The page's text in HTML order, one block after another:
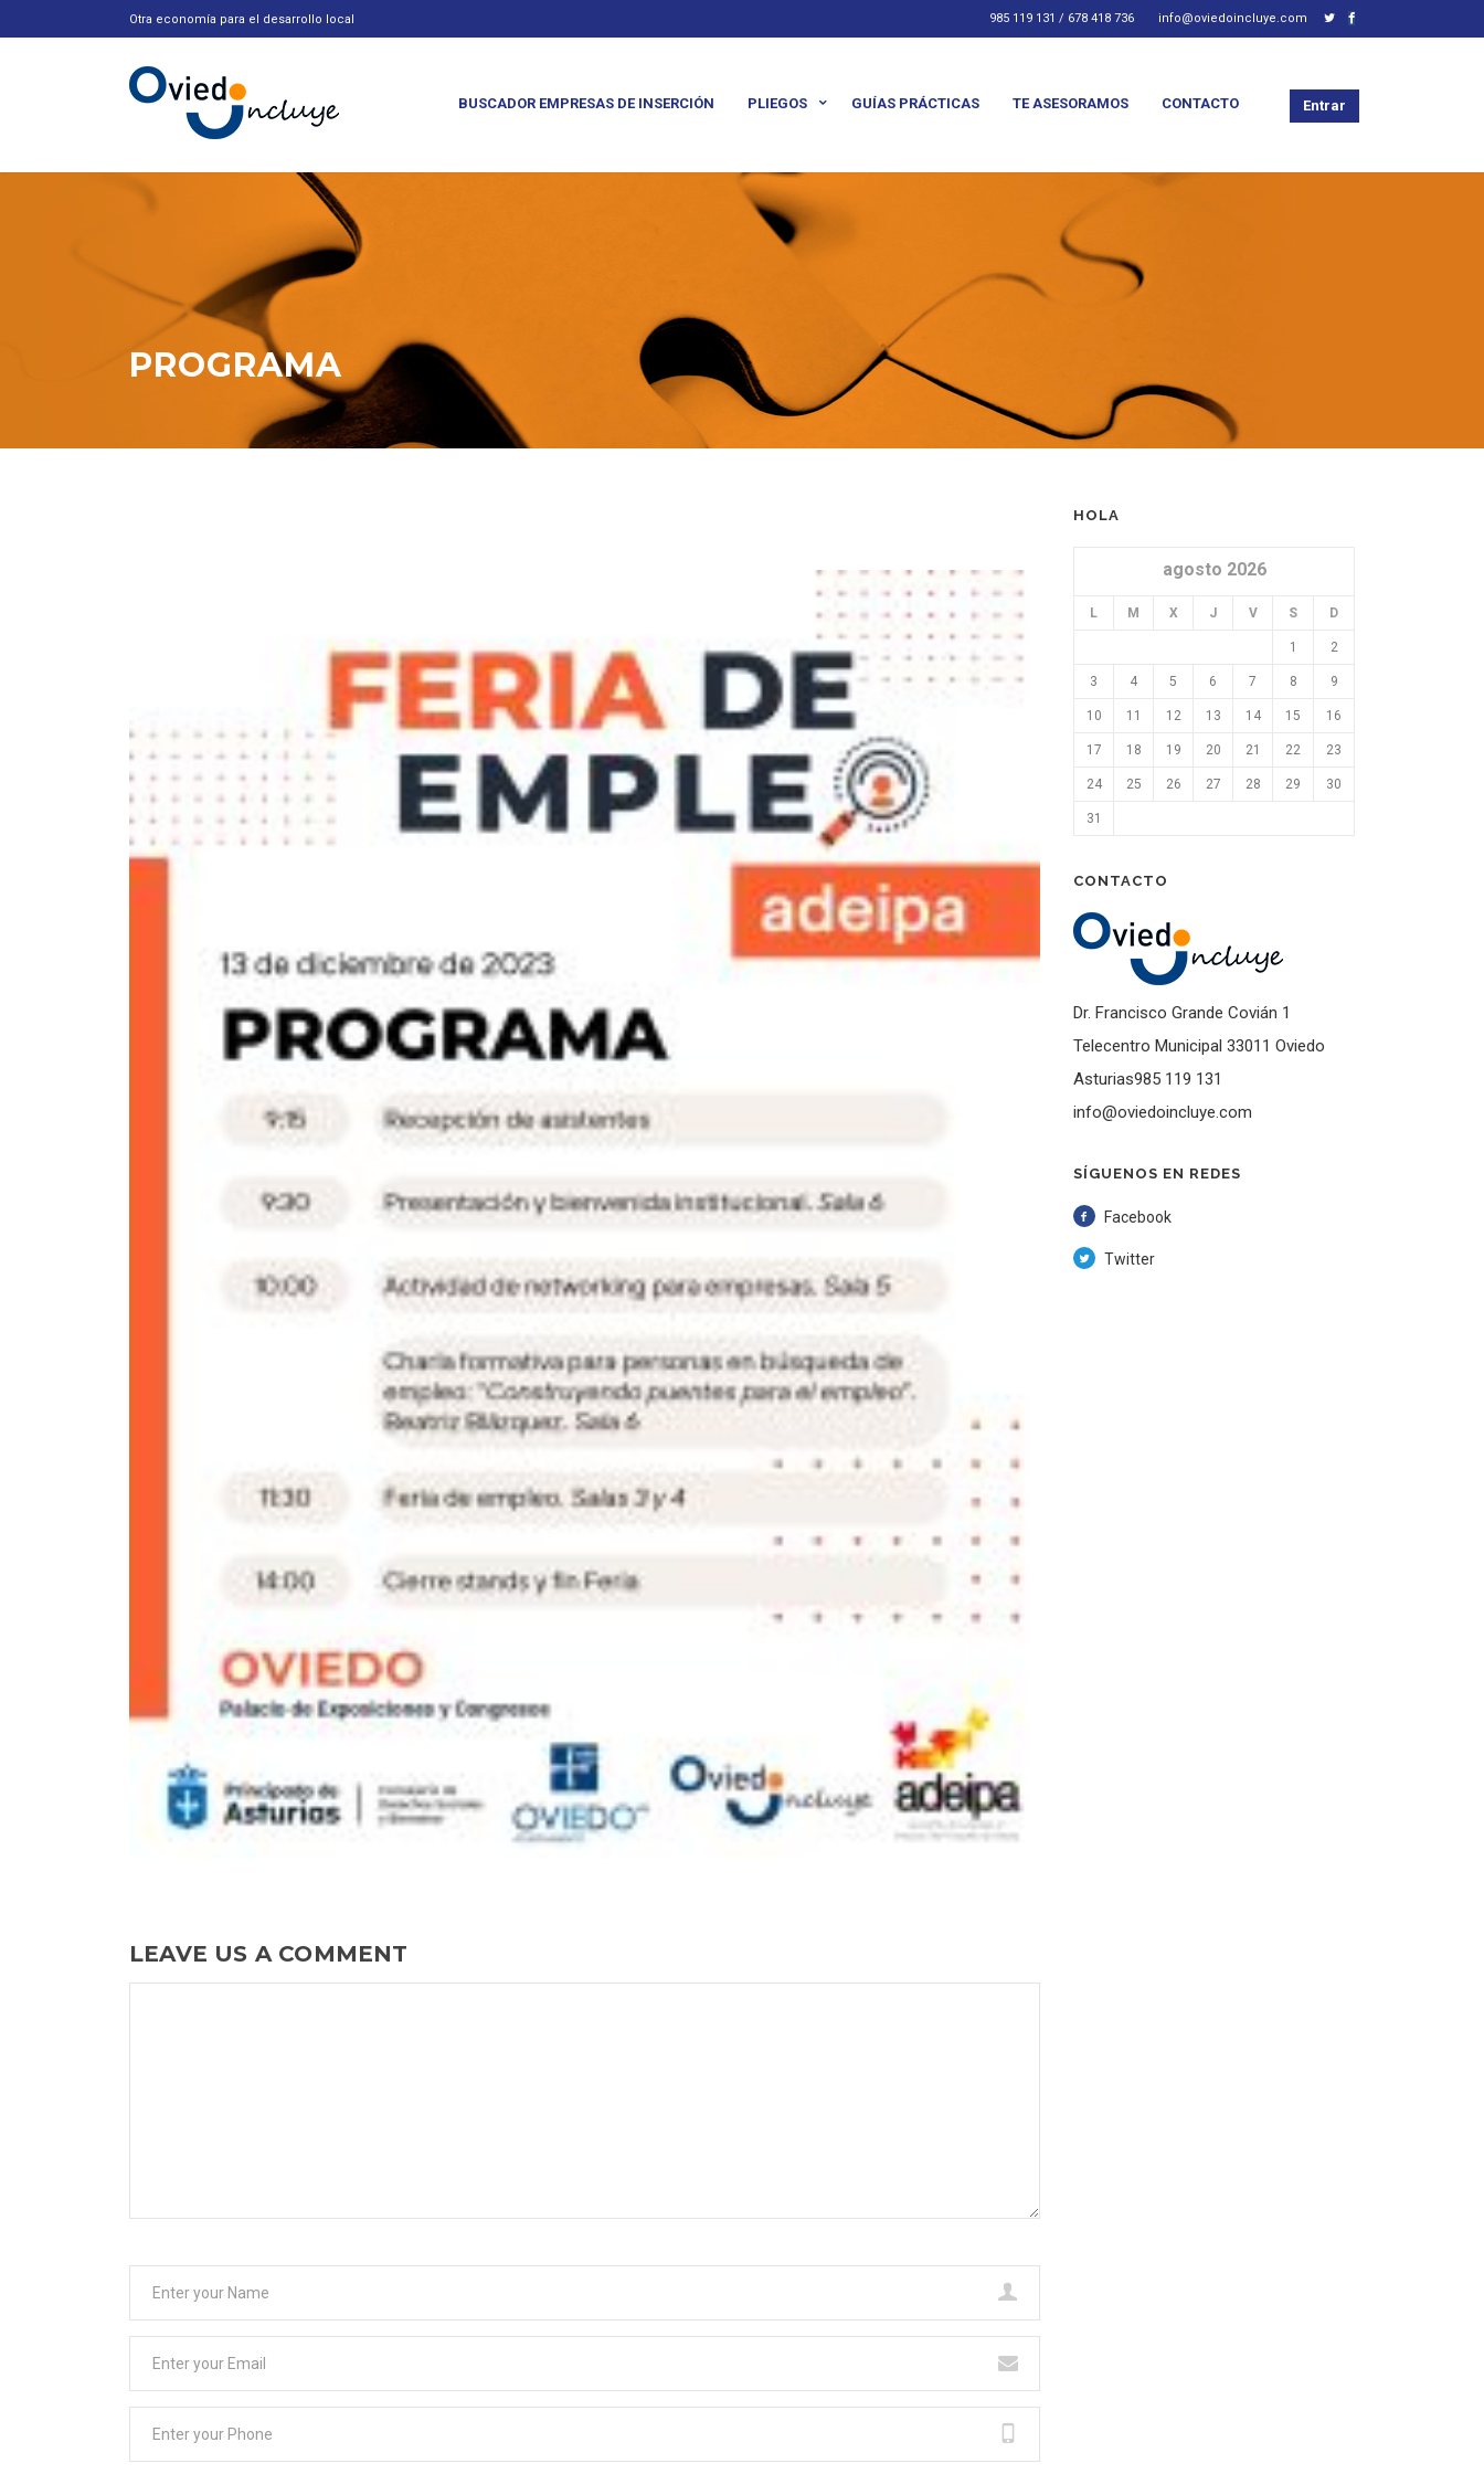
Otra economía para el desarrollo local 985 119 131 / 678 418 736 info@oviedoincluye.com
BUSCADOR EMPRESAS DE INSERCIÓN PLIEGOS GUÍAS PRÁCTICAS TE ASESORAMOS CONTACTO Entrar
PROGRAMA
LEAVE US A COMMENT
HOLA
agosto 2026
L M X J V S D
1 2
3 4 5 6 7 8 9
10 11 12 13 14 15 16
17 18 19 20 21 22 23
24 25 26 27 28 29 30
31
CONTACTO
Dr. Francisco Grande Covián 1
Telecentro Municipal 33011 Oviedo
Asturias985 119 131
info@oviedoincluye.com
SÍGUENOS EN REDES
Facebook
Twitter